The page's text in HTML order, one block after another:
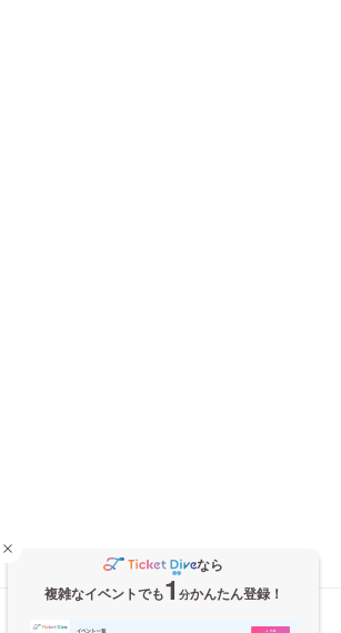
なら
複雑なイベントでも1 分かんたん登録！